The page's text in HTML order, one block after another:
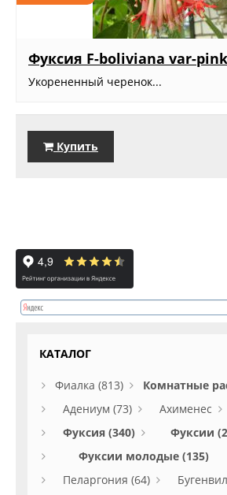
Фуксия F-boliviana var-
Укорененный черенок...
Купить
КАТАЛОГ
Фиалка (813)
Комнатные
Адениум (73)
Ахименес
Фуксия (340)
Фуксии
Фуксии молодые (135)
Пеларгония (64)